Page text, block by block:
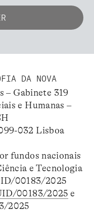
DA NOVA
– Gabinete 319
e Humanas –
032 Lisboa
fundos nacionais
e Tecnologia
00183/2025
00183/2025 e
2025